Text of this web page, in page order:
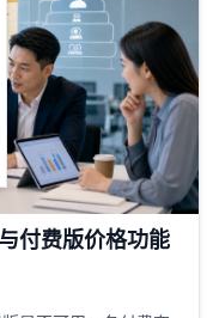
付费版价格功能